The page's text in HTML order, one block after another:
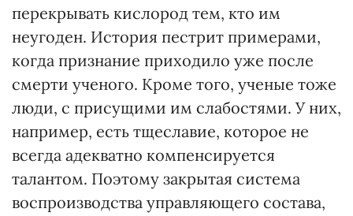
перекрывать кислород тем, кто им
неугоден. История пестрит примерами,
когда признание приходило уже после
смерти ученого. Кроме того, ученые тоже
люди, с присущими им слабостями. У них,
например, есть тщеславие, которое не
всегда адекватно компенсируется
талантом. Поэтому закрытая система
воспроизводства управляющего состава,